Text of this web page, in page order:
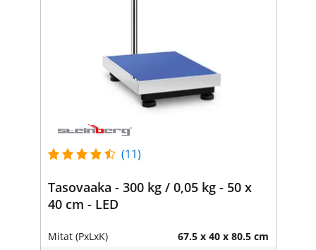
(11)
Tasovaaka - 300 kg / 0,05 kg - 50 x
40 cm - LED
Mitat (PxLxK) 67.5 x 40 x 80.5 cm